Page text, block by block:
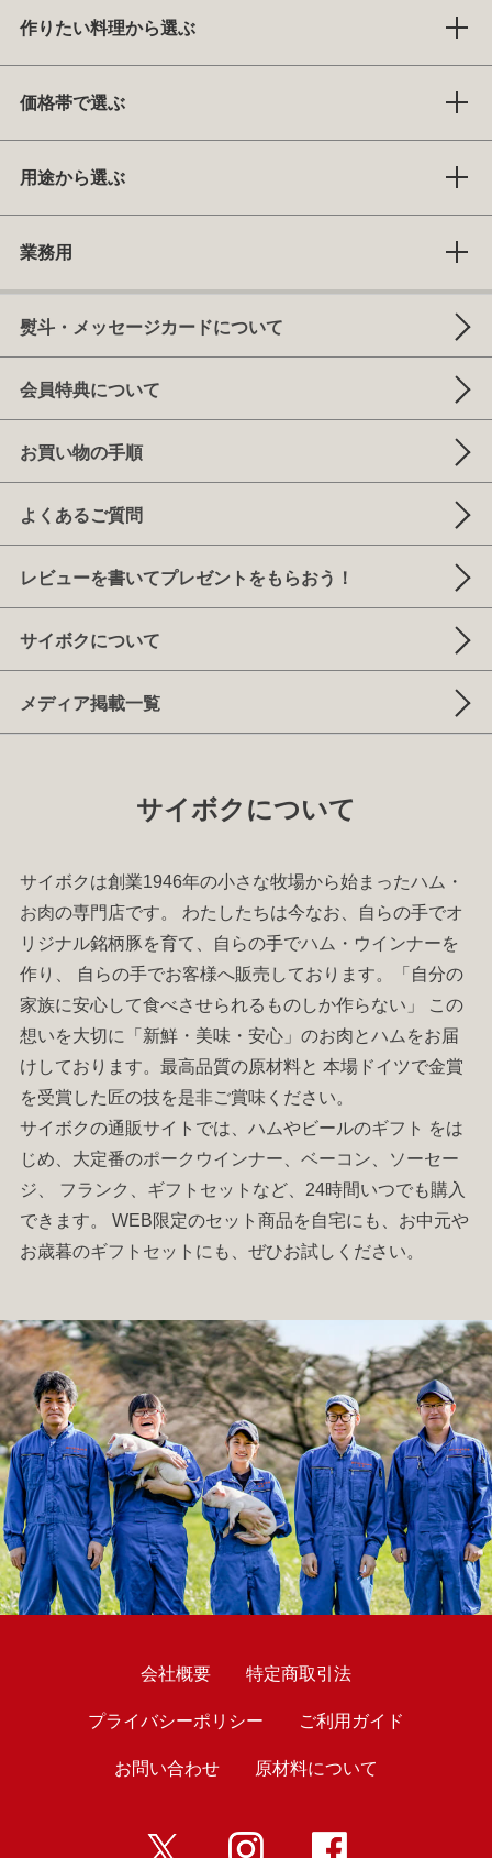
作りたい料理から選ぶ
価格帯で選ぶ
用途から選ぶ
業務用
熨斗・メッセージカードについて
会員特典について
お買い物の手順
よくあるご質問
レビューを書いてプレゼントをもらおう！
サイボクについて
メディア掲載一覧
サイボクについて
サイボクは創業1946年の小さな牧場から始まったハム ・
お肉の専門店です。 わたしたちは今なお、自らの手でオ
リジナル銘柄豚を育て、自らの手でハム ・ ウインナーを
作り、 自らの手でお客様へ販売しております。「自分の
家族に安心して食べさせられるものしか作らない」 この
想いを大切に「新鮮・美味・安心」のお肉とハム をお届
けしております。最高品質の原材料と 本場ドイツで金賞
を受賞した匠の技を是非ご賞味ください。
サイボクの通販サイトでは、 ハムやビールのギフト をは
じめ、大定番のポークウインナー ベーコン
ソーセー
ジ
フランク ギフトセット など、24時間いつでも購入
できます。 WEB限定のセット商品を自宅にも、お中元や
お歳暮のギフトセット にも、ぜひお試しください。
会社概要 特定商取引法
プライバシーポリシー ご利用ガイド
お問い合わせ 原材料について
twitter インスタ